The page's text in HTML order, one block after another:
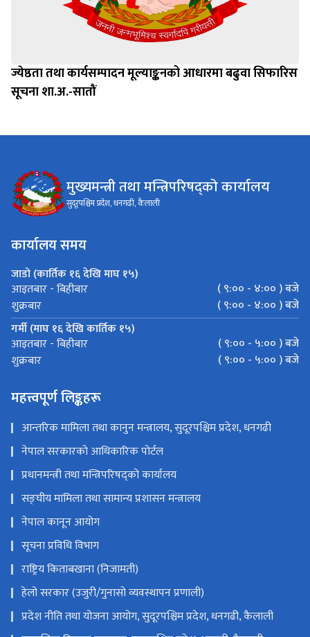
ज्येष्ठता तथा कार्यसम्पादन मूल्याङ्कनको आधारमा बढुवा सिफारिस
सूचना शा.अ.-सातौं
मुख्यमन्त्री तथा मन्त्रिपरिषद्को कार्यालय
सुदूरपश्चिम प्रदेश, धनगढी, कैलाली
कार्यालय समय
जाडो (कार्तिक १६ देखि माघ १५)
आइतबार - बिहीबार
( ९:०० - ४:०० ) बजे
शुक्रबार
( ९:०० - ४:०० ) बजे
गर्मी (माघ १६ देखि कार्तिक १५)
आइतबार - बिहीबार
( ९:०० - ५:०० ) बजे
शुक्रबार
( ९:०० - ५:०० ) बजे
महत्त्वपूर्ण लिङ्कहरू
आन्तरिक मामिला तथा कानुन मन्त्रालय, सुदूरपश्चिम प्रदेश, धनगढी
नेपाल सरकारको आधिकारिक पोर्टल
प्रधानमन्त्री तथा मन्त्रिपरिषद्को कार्यालय
सङ्‍घीय मामिला तथा सामान्य प्रशासन मन्त्रालय
नेपाल कानून आयोग
सूचना प्रविधि विभाग
राष्ट्रिय किताबखाना (निजामती)
हेलो सरकार (उजुरी/गुनासो व्यवस्थापन प्रणाली)
प्रदेश नीति तथा योजना आयोग, सुदूरपश्चिम प्रदेश, धनगढी, कैलाली